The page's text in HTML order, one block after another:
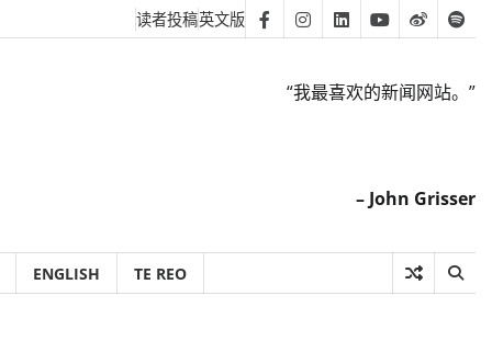
读者投稿英文版 FacebookInstagram
LinkedinYoutube
Weibo
“我最喜欢的新闻网站。”
– John Grisser
ENGLISH TE REO